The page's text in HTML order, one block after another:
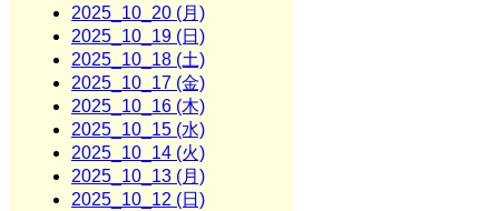
2025_10_20 (月)
2025_10_19 (日)
2025_10_18 (土)
2025_10_17 (金)
2025_10_16 (木)
2025_10_15 (水)
2025_10_14 (火)
2025_10_13 (月)
2025_10_12 (日)